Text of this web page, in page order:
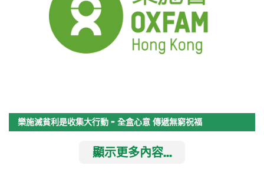
樂施滅貧利是收集大行動 - 全盒心意 傳遞無窮祝福
顯示更多內容...